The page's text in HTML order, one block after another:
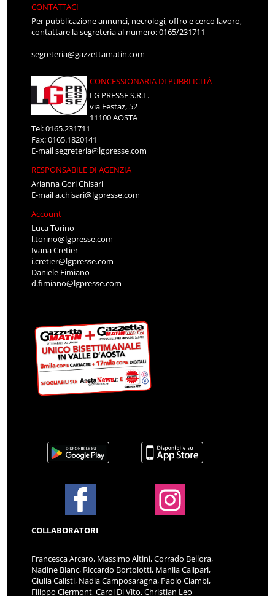
CONTATTACI
Per pubblicazione annunci, necrologi, offro e cerco lavoro,
contattare la segreteria al numero: 0165/231711
segreteria@gazzettamatin.com
CONCESSIONARIA DI PUBBLICITÀ
LG PRESSE S.R.L.
via Festaz, 52
11100 AOSTA
Tel: 0165.231711
Fax: 0165.1820141
E-mailsegreteria@lgpresse.com
RESPONSABILE DI AGENZIA
Arianna Gori Chisari
E-maila.chisari@lgpresse.com
Account
Luca Torino
l.torino@lgpresse.com
Ivana Cretier
i.cretier@lgpresse.com
Daniele Fimiano
d.fimiano@lgpresse.com
COLLABORATORI
Francesca Arcaro, Massimo Altini, Corrado Bellora,
Nadine Blanc, Riccardo Bortolotti, Manila Calipari,
Giulia Calisti, Nadia Camposaragna, Paolo Ciambi,
Filippo Clermont, Carol Di Vito, Christian Leo